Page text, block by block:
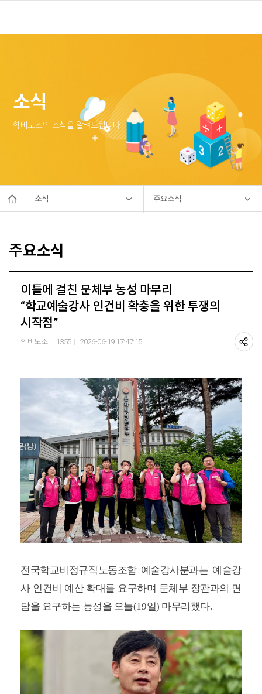
소식
학비노조의 소식을 알려드립니다.
소식 주요소식
주요소식
이틀에 걸친 문체부 농성 마무리
“학교예술강사 인건비 확충을 위한 투쟁의
시작점”
학비노조 1355 2026-06-19 17:47:15
전국학교비정규직노동조합 예술강사분과는 예술강
사 인건비 예산 확대를 요구하며 문체부 장관과의 면
담을 요구하는 농성을 오늘(19일) 마무리했다.